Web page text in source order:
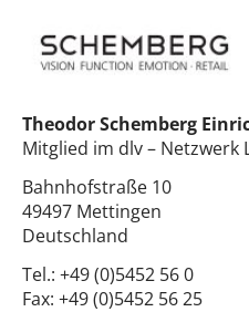
Theodor Schemberg
Mitglied im dlv – Netzwerk
Bahnhofstraße 10
49497 Mettingen
Deutschland
Tel.: +49 (0)5452 56 0
Fax: +49 (0)5452 56 25